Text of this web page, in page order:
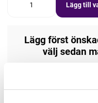
Lägg till
Lägg först
välj sedan